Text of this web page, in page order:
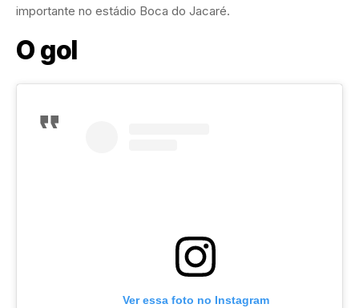
importante no estádio Boca do Jacaré.
O gol
Ver essa foto no Instagram